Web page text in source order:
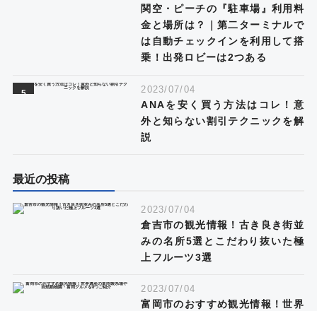
関空・ピーチの『駐車場』利用料
金と場所は？｜第二ターミナルで
は自動チェックインを利用して搭
乗！出発ロビーは2つある
2023/07/04
ANAを安く買う方法はコレ！意
外と知らない割引テクニックを解
説
最近の投稿
2023/07/04
倉吉市の観光情報！古き良き街並
みの名所5選とこだわり抜いた極
上フルーツ3選
2023/07/04
富岡市のおすすめ観光情報！世界